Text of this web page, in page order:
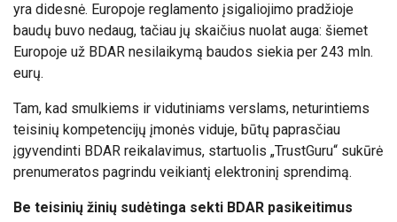
yra didesnė. Europoje reglamento įsigaliojimo pradžioje
baudų buvo nedaug, tačiau jų skaičius nuolat auga: šiemet
Europoje už BDAR nesilaikymą baudos siekia per 243 mln.
eurų.
Tam, kad smulkiems ir vidutiniams verslams, neturintiems
teisinių kompetencijų įmonės viduje, būtų paprasčiau
įgyvendinti BDAR reikalavimus, startuolis „TrustGuru“ sukūrė
prenumeratos pagrindu veikiantį elektroninį sprendimą.
Be teisinių žinių sudėtinga sekti BDAR pasikeitimus